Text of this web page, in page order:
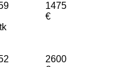
1475
€
2600